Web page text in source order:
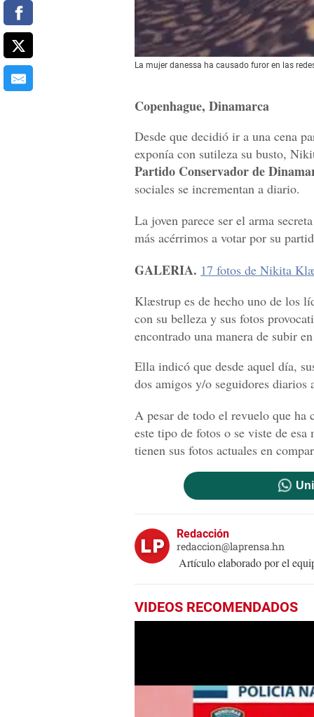
La mujer danessa ha causado furor en las
Copenhague, Dinamarca
Desde que decidió ir a una cena
exponía con sutileza su busto,
Partido Conservador de
sociales se incrementan a diario.
La joven parece ser el arma
más acérrimos a votar por su
GALERIA. 17 fotos de Nikita
Klæstrup es de hecho uno de los
con su belleza y sus fotos
encontrado una manera de subir
Ella indicó que desde aquel día,
dos amigos y/o seguidores diarios
A pesar de todo el revuelo que
este tipo de fotos o se viste de
tienen sus fotos actuales en
Redacción
redaccion@laprensa.hn
Artículo elaborado por el
VIDEOS RECOMENDADOS